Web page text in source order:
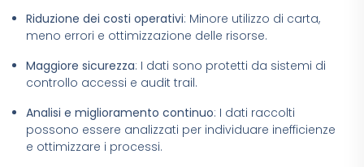
Riduzione dei costi operativi: Minore utilizzo di carta,
meno errori e ottimizzazione delle risorse.
Maggiore sicurezza: I dati sono protetti da sistemi di
controllo accessi e audit trail.
Analisi e miglioramento continuo: I dati raccolti
possono essere analizzati per individuare inefficienze
e ottimizzare i processi.